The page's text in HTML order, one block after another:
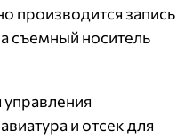
производится запись
съемный носитель
и отсек для